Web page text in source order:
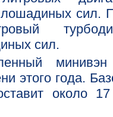
сил.
сил.
этого года.
около